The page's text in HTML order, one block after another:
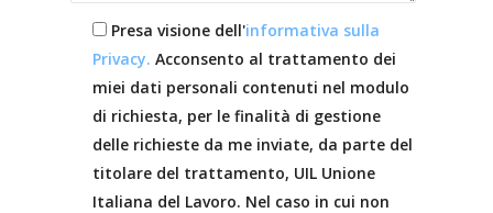
Presa visione dell'informativa sulla
Privacy. Acconsento al trattamento dei
miei dati personali contenuti nel modulo
di richiesta, per le finalità di gestione
delle richieste da me inviate, da parte del
titolare del trattamento, UIL Unione
Italiana del Lavoro. Nel caso in cui non